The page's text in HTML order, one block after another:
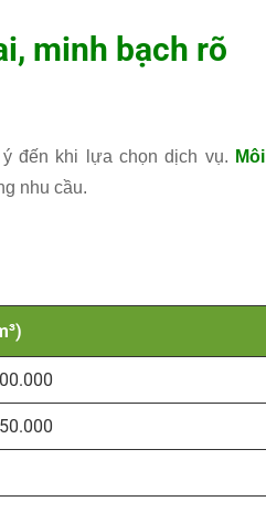
minh bạch rõ
đến khi lựa chọn dịch vụ. Môi
nhu cầu.